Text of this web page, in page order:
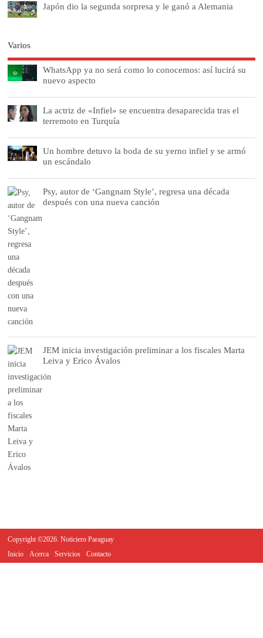
Japón dio la segunda sorpresa y le ganó a Alemania
Varios
WhatsApp ya no será como lo conocemos: así lucirá su
nuevo aspecto
La actriz de «Infiel» se encuentra desaparecida tras el
terremoto en Turquía
Un hombre detuvo la boda de su yerno infiel y se armó
un escándalo
Psy, autor de ‘Gangnam Style’, regresa una década
después con una nueva canción
JEM inicia investigación preliminar a los fiscales Marta
Leiva y Erico Ávalos
Copyright ©2026. Noticiero Paraguay
Inicio
Acerca Servicios Contacto